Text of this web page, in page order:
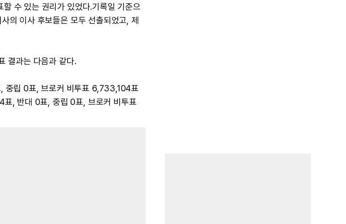
수 있는 권리가 있었다.기록일 기준으
의 이사 후보들은 모두 선출되었고, 제
결과는 다음과 같다.
립 0표, 브로커 비투표 6,733,104표
, 반대 0표, 중립 0표, 브로커 비투표